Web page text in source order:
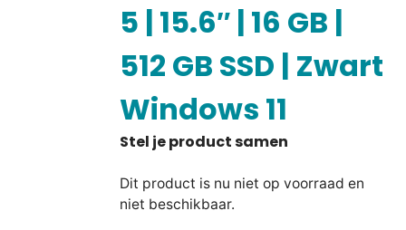
5 | 15.6″ | 16 GB |
512 GB SSD | Zwart
Windows 11
Dit product is nu niet op voorraad en
niet beschikbaar.